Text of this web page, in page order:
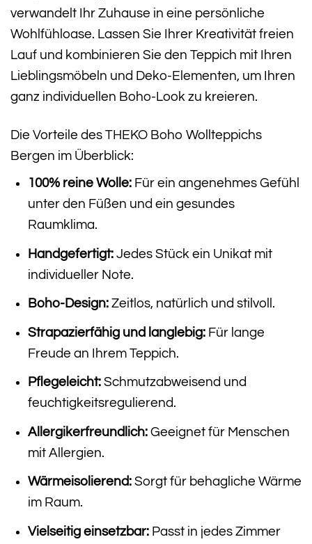
verwandelt Ihr Zuhause in eine persönliche
Wohlfühloase. Lassen Sie Ihrer Kreativität freien
Lauf und kombinieren Sie den Teppich mit Ihren
Lieblingsmöbeln und Deko-Elementen, um Ihren
ganz individuellen Boho-Look zu kreieren.
Die Vorteile des THEKO Boho Wollteppichs
Bergen im Überblick:
100% reine Wolle:Für ein angenehmes Gefühl
unter den Füßen und ein gesundes
Raumklima.
Handgefertigt:Jedes Stück ein Unikat mit
individueller Note.
Boho-Design:Zeitlos, natürlich und stilvoll.
Strapazierfähig und langlebig:Für lange
Freude an Ihrem Teppich.
Pflegeleicht:Schmutzabweisend und
feuchtigkeitsregulierend.
Allergikerfreundlich:Geeignet für Menschen
mit Allergien.
Wärmeisolierend:Sorgt für behagliche Wärme
im Raum.
Vielseitig einsetzbar:Passt in jedes Zimmer